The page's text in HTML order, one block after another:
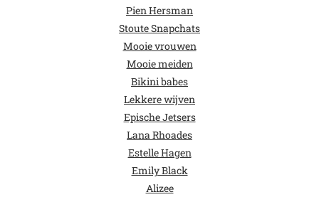
Pien Hersman
Stoute Snapchats
Mooie vrouwen
Mooie meiden
Bikini babes
Lekkere wijven
Epische Jetsers
Lana Rhoades
Estelle Hagen
Emily Black
Alizee